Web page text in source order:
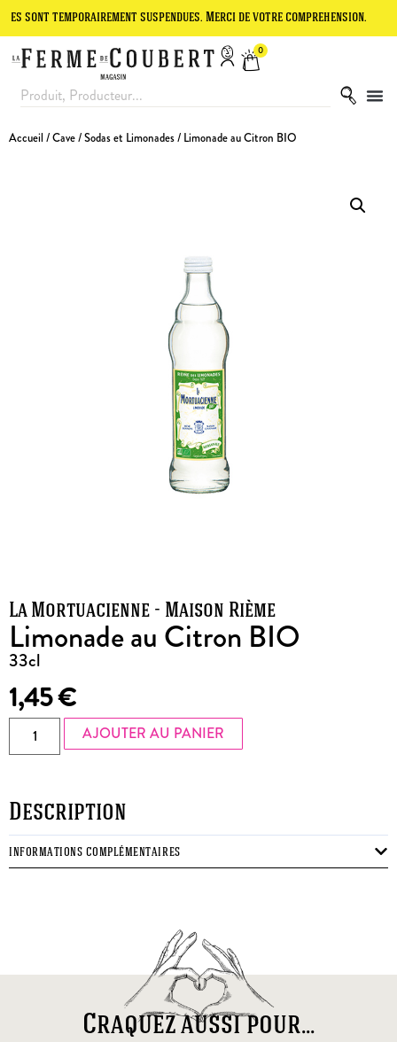
suspendues. Merci de votre compréhension. Le site
0
Accueil /Cave/Sodas et Limonades/ Limonade au Citron BIO
La Mortuacienne - Maison Rième
Limonade au Citron BIO
33cl
1,45€
AJOUTER AU PANIER
Description
INFORMATIONS COMPLÉMENTAIRES
Craquez aussi pour...